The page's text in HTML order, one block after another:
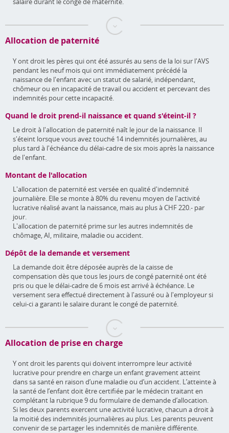
Allocation de paternité
Y ont droit les pères qui ont été assurés au sens de la loi sur l'AVS
pendant les neuf mois qui ont immédiatement précédé la
naissance de l'enfant avec un statut de salarié, indépendant,
chômeur ou en incapacité de travail ou accident et percevant des
indemnités pour cette incapacité.
Quand le droit prend-il naissance et quand s'éteint-il ?
Le droit à l'allocation de paternité naît le jour de la naissance. Il
s'éteint lorsque vous avez touché 14 indemnités journalières, au
plus tard à l'échéance du délai-cadre de six mois après la naissance
de l'enfant.
Montant de l'allocation
L'allocation de paternité est versée en qualité d'indemnité
journalière. Elle se monte à 80% du revenu moyen de l'activité
lucrative réalisé avant la naissance, mais au plus à CHF 220.- par
jour.
L'allocation de paternité prime sur les autres indemnités de
chômage, AI, militaire, maladie ou accident.
Dépôt de la demande et versement
La demande doit être déposée auprès de la caisse de
compensation dès que tous les jours de congé paternité ont été
pris ou que le délai-cadre de 6 mois est arrivé à échéance. Le
versement sera effectué directement à l'assuré ou à l'employeur si
celui-ci a garanti le salaire durant le congé de paternité.
Allocation de prise en charge
Y ont droit les parents qui doivent interrompre leur activité
lucrative pour prendre en charge un enfant gravement atteint
dans sa santé en raison d’une maladie ou d’un accident. L’atteinte à
la santé de l’enfant doit être certifiée par le médecin traitant en
complétant la rubrique 9 du formulaire de demande d’allocation.
Si les deux parents exercent une activité lucrative, chacun a droit à
la moitié des indemnités journalières au plus. Les parents peuvent
convenir de se partager les indemnités de manière différente.